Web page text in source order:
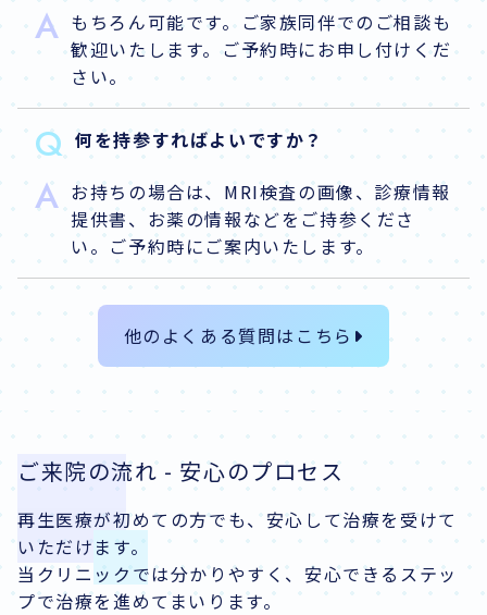
A もちろん可能です。ご家族同伴でのご相談も
歓迎いたします。ご予約時にお申し付けくだ
さい。
Q 何を持参すればよいですか？
A お持ちの場合は、MRI検査の画像、診療情報
提供書、お薬の情報などをご持参くださ
い。ご予約時にご案内いたします。
他のよくある質問はこちら
ご来院の流れ - 安心のプロセス
再生医療が初めての方でも、安心して治療を受けて
いただけます。
当クリニックでは分かりやすく、安心できるステッ
プで治療を進めてまいります。